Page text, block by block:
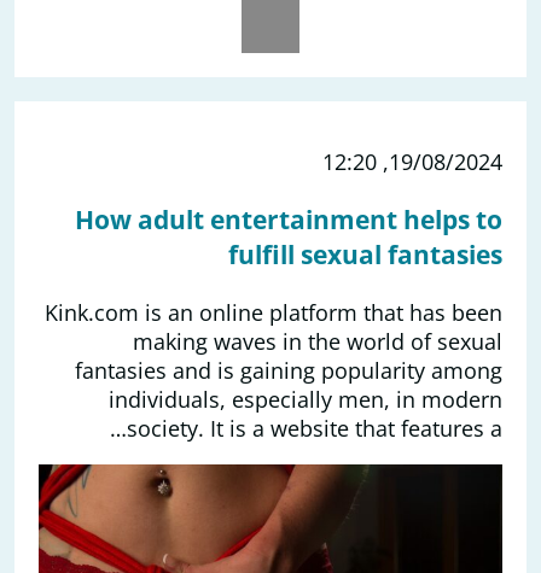
19/08/2024, 12:20
How adult entertainment helps to
fulfill sexual fantasies
Kink.com is an online platform that has been
making waves in the world of sexual
fantasies and is gaining popularity among
individuals, especially men, in modern
society. It is a website that features a…